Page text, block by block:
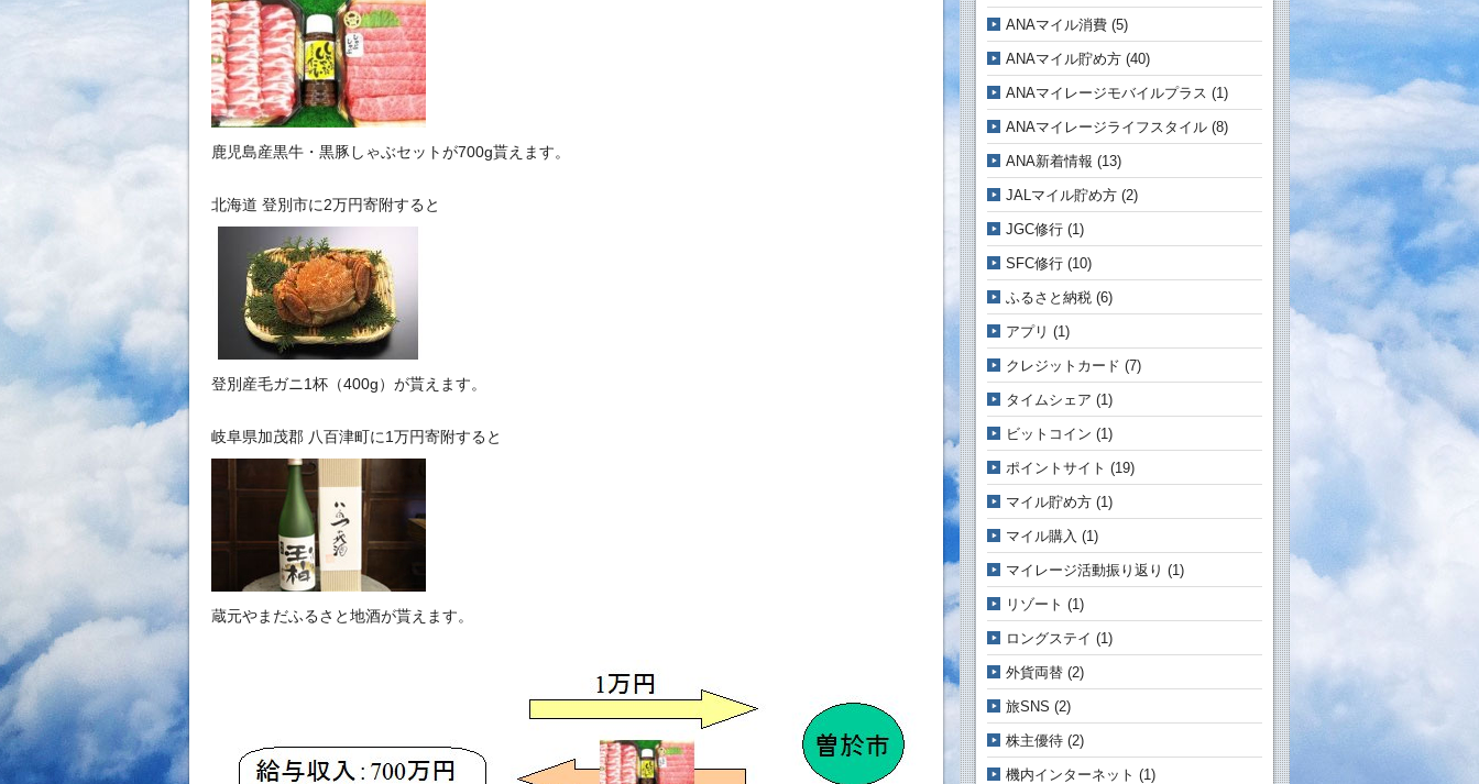
鹿児島産黒牛・黒豚しゃぶセットが700g貰えます。
北海道 登別市に2万円寄附すると
登別産毛ガニ1杯（400g）が貰えます。
岐阜県加茂郡 八百津町に1万円寄附すると
蔵元やまだふるさと地酒が貰えます。
ANAマイル消費 (5)
ANAマイル貯め方 (40)
ANAマイレージモバイルプラス (1)
ANAマイレージライフスタイル (8)
ANA新着情報 (13)
JALマイル貯め方 (2)
JGC修行 (1)
SFC修行 (10)
ふるさと納税 (6)
アプリ (1)
クレジットカード (7)
タイムシェア (1)
ビットコイン (1)
ポイントサイト (19)
マイル貯め方 (1)
マイル購入 (1)
マイレージ活動振り返り (1)
リゾート (1)
ロングステイ (1)
外貨両替 (2)
旅SNS (2)
株主優待 (2)
機内インターネット (1)